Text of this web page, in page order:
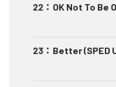
22 ： OK Not To Be
23 ： Better (SPED